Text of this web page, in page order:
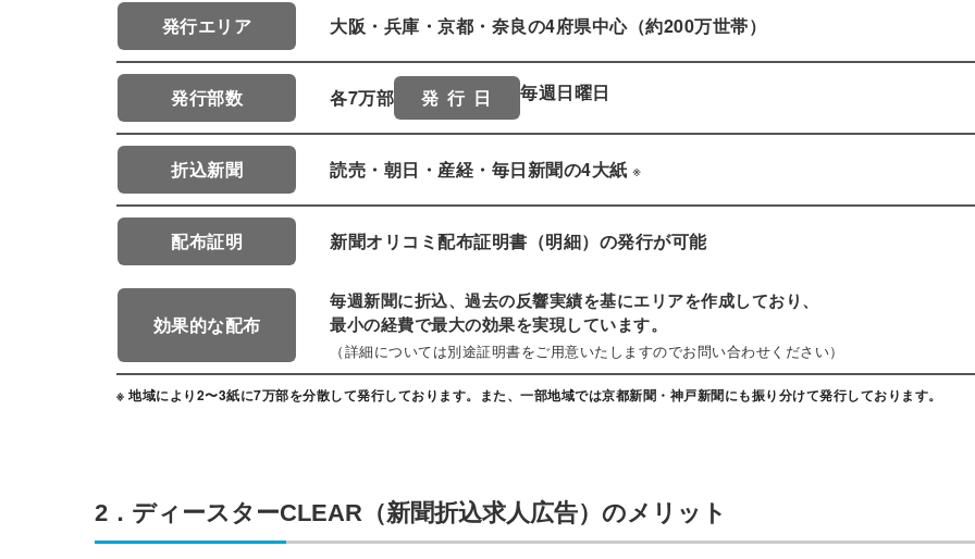
発行エリア 大阪・兵庫・京都・奈良の4府県中心（約200万世帯）
発行部数 各7万部 発 行 日 毎週日曜日
折込新聞 読売・朝日・産経・毎日新聞の4大紙 ※
配布証明 新聞オリコミ配布証明書（明細）の発行が可能
効果的な配布
毎週新聞に折込、過去の反響実績を基にエリアを作成しており、
最小の経費で最大の効果を実現しています。
（詳細については別途証明書をご用意いたしますのでお問い合わせください）
※ 地域により2〜3紙に7万部を分散して発行しております。また、一部地域では京都新聞・神戸新聞にも振り分けて発行しております。
2．ディースターCLEAR（新聞折込求人広告）のメリット
パスワード
ログイン
する
の取り扱いについて
同意のうえ
登
録
す
る
他サービスIDで登録
みんなの採用部があ
なたの許可なく投稿
することはありませ
の特徴
ノウハウ資料
採用にまつわ
く
採用課題の解
決、新しい採
用の取り組み